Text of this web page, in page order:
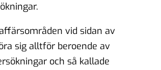
vid sidan av
sig alltför beroende av
och så kallade